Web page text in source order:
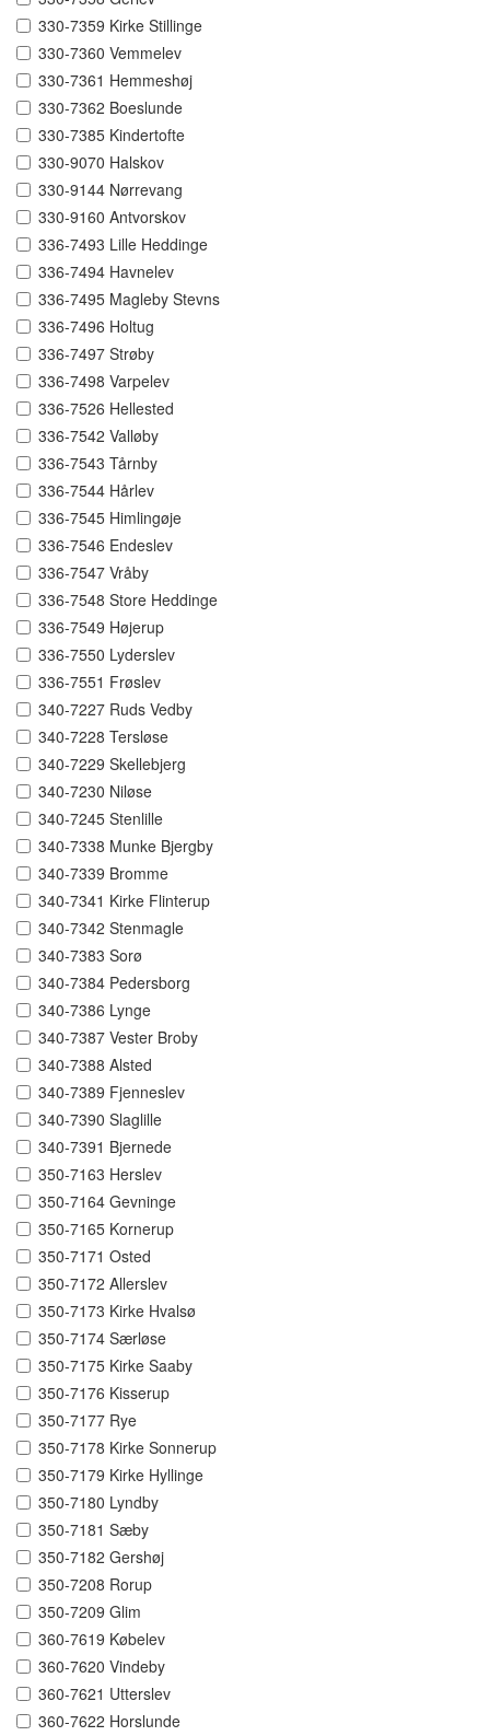
330-7359 Kirke Stillinge
330-7360 Vemmelev
330-7361 Hemmeshøj
330-7362 Boeslunde
330-7385 Kindertofte
330-9070 Halskov
330-9144 Nørrevang
330-9160 Antvorskov
336-7493 Lille Heddinge
336-7494 Havnelev
336-7495 Magleby Stevns
336-7496 Holtug
336-7497 Strøby
336-7498 Varpelev
336-7526 Hellested
336-7542 Valløby
336-7543 Tårnby
336-7544 Hårlev
336-7545 Himlingøje
336-7546 Endeslev
336-7547 Vråby
336-7548 Store Heddinge
336-7549 Højerup
336-7550 Lyderslev
336-7551 Frøslev
340-7227 Ruds Vedby
340-7228 Tersløse
340-7229 Skellebjerg
340-7230 Niløse
340-7245 Stenlille
340-7338 Munke Bjergby
340-7339 Bromme
340-7341 Kirke Flinterup
340-7342 Stenmagle
340-7383 Sorø
340-7384 Pedersborg
340-7386 Lynge
340-7387 Vester Broby
340-7388 Alsted
340-7389 Fjenneslev
340-7390 Slaglille
340-7391 Bjernede
350-7163 Herslev
350-7164 Gevninge
350-7165 Kornerup
350-7171 Osted
350-7172 Allerslev
350-7173 Kirke Hvalsø
350-7174 Særløse
350-7175 Kirke Saaby
350-7176 Kisserup
350-7177 Rye
350-7178 Kirke Sonnerup
350-7179 Kirke Hyllinge
350-7180 Lyndby
350-7181 Sæby
350-7182 Gershøj
350-7208 Rorup
350-7209 Glim
360-7619 Købelev
360-7620 Vindeby
360-7621 Utterslev
360-7622 Horslunde